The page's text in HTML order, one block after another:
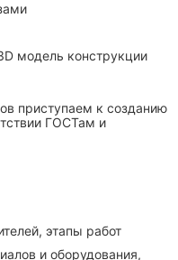
модель конструкции
приступаем к созданию
ГОСТам и
этапы работ
и оборудования,